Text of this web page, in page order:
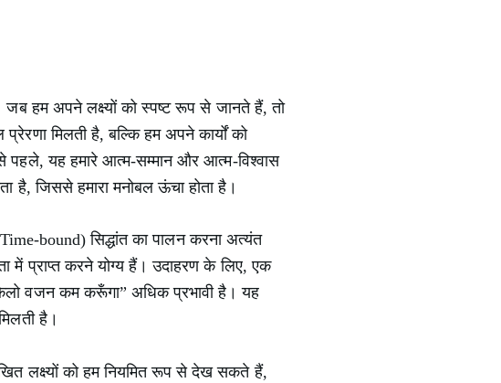
जब हम अपने लक्ष्यों को स्पष्ट रूप से जानते हैं, तो
मिलती है, बल्कि हम अपने कार्यों को
यह हमारे आत्म-सम्मान और आत्म-विश्वास
है, जिससे हमारा मनोबल ऊंचा होता है।
bound) सिद्धांत का पालन करना अत्यंत
में प्राप्त करने योग्य हैं। उदाहरण के लिए, एक
वजन कम करूँगा” अधिक प्रभावी है। यह
है।
लक्ष्यों को हम नियमित रूप से देख सकते हैं,